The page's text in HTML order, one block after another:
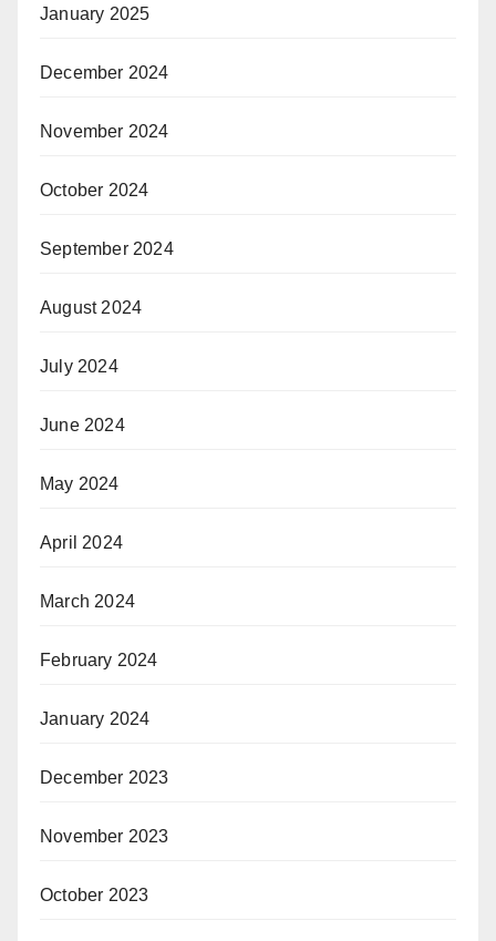
January 2025
December 2024
November 2024
October 2024
September 2024
August 2024
July 2024
June 2024
May 2024
April 2024
March 2024
February 2024
January 2024
December 2023
November 2023
October 2023